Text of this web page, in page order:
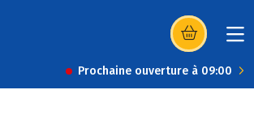
(s’ouvre dans
Prochaine ouverture à 09:00